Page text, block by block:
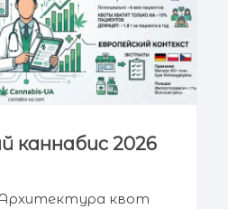
каннабис 2026
Архитектура квот